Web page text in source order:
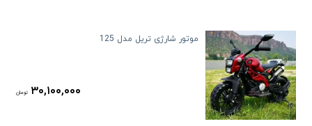
موتور شارژی تریل مدل 125
۳۰,۱۰۰,۰۰۰ تومان